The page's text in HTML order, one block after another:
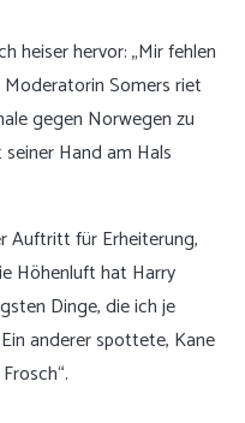
heiser hervor: „Mir fehlen
Somers riet
gegen Norwegen zu
Hand am Hals
Auftritt für Erheiterung,
Höhenluft hat Harry
Dinge, die ich je
anderer spottete, Kane